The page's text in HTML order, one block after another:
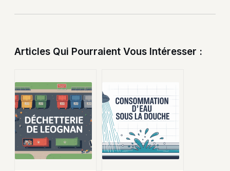
Articles Qui Pourraient Vous Intéresser :